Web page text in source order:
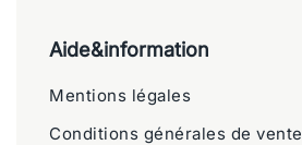
Aide&information
Mentions légales
Conditions générales de vente